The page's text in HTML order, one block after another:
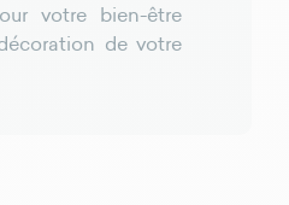
votre bien-être
de votre